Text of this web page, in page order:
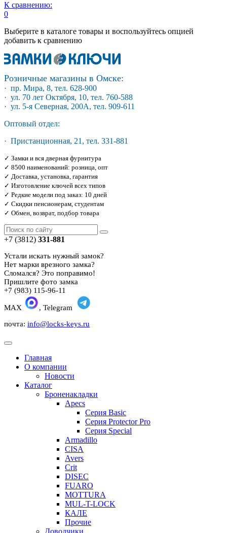
К сравнению:
0
Выберите в каталоге товары и воспользуйтесь опцией
добавить к сравнению
Розничные магазины в Омске:
· пр. Мира, 8, тел. 628-900
· ул. 70 лет Октября, 10, тел. 760-588
· ул. 5-я Северная, 200А, тел. 909-611
Оптовый отдел:
· Пристанционная, 21, тел. 331-881
✓ Замки и вся дверная фурнитура
✓ 8500 наименований: розница, опт
✓ Доставка, установка, гарантия
✓ Изготовление ключей всех типов
✓ Редкие модели под заказ: 10 дней
✓ Скидки пенсионерам, студентам
✓ Обмен, возврат, подбор товара
+7 (3812) 331-881
Устали искать нужный замок?
Нет марки врезного замка?
Сломался? Это поправимо!
Пришлите фото замка
+7 (983) 115-96-11
MAX
, Telegram
почта: info@locks-keys.ru
Главная
О компании
Новости
Каталог
Броненакладки
Apecs
Серия Basic
Серия Protector Pro
Серия Special
Armadillo
CISA
Avers
Crit
DISEC
FUARO
MOTTURA
MUL-T-LOCK
КАЛЕ
Прочие
Доводчики